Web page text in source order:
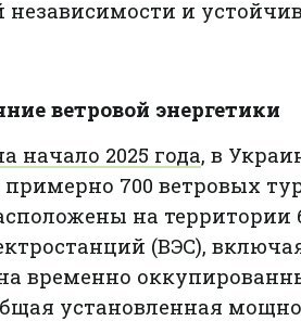
независимости и
ветровой энергетики
начало 2025 года, в
700 ветровых
на территории
(ВЭС),
временно
установленная